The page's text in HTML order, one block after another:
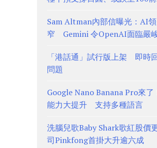
Sam Altman內部信曝光：AI
窄 Gemini 令OpenAI面臨嚴
「港話通」試行版上架 即時
問題
Google Nano Banana Pro來了
能力大提升 支持多種語言
洗腦兒歌Baby Shark歌紅股
司Pinkfong首掛大升逾六成